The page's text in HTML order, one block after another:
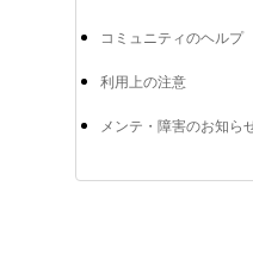
コミュニティのヘルプ
利用上の注意
メンテ・障害のお知ら